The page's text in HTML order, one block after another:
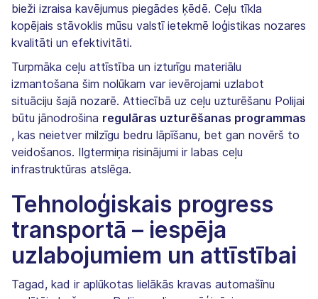
bieži izraisa kavējumus piegādes ķēdē. Ceļu tīkla
kopējais stāvoklis mūsu valstī ietekmē loģistikas nozares
kvalitāti un efektivitāti.
Turpmāka ceļu attīstība un izturīgu materiālu
izmantošana šim nolūkam var ievērojami uzlabot
situāciju šajā nozarē. Attiecībā uz ceļu uzturēšanu Polijai
būtu jānodrošina regulāras uzturēšanas programmas
, kas neietver milzīgu bedru lāpīšanu, bet gan novērš to
veidošanos. Ilgtermiņa risinājumi ir labas ceļu
infrastruktūras atslēga.
Tehnoloģiskais progress
transportā – iespēja
uzlabojumiem un attīstībai
Tagad, kad ir aplūkotas lielākās kravas automašīnu